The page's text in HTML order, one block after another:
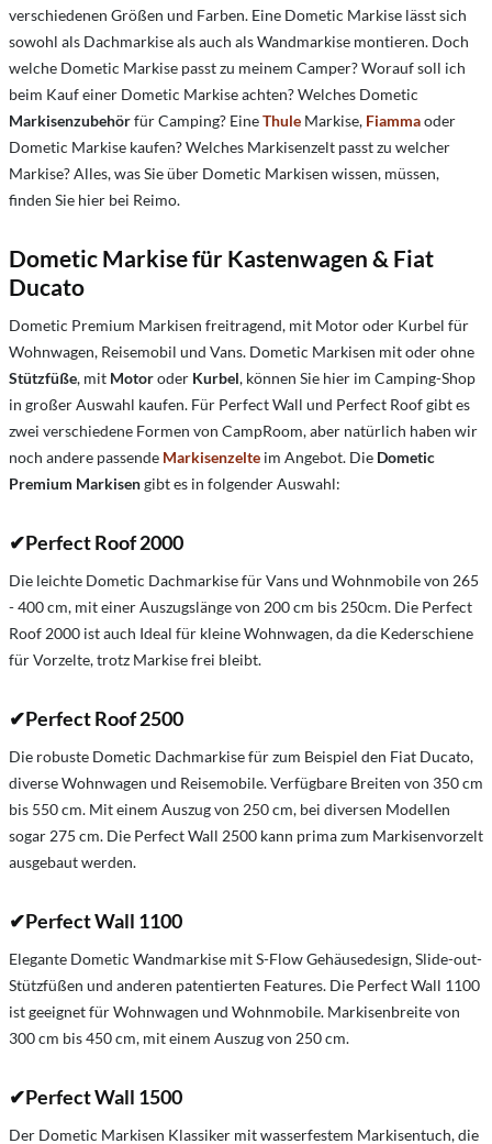
verschiedenen Größen und Farben. Eine Dometic Markise lässt sich
sowohl als Dachmarkise als auch als Wandmarkise montieren. Doch
welche Dometic Markise passt zu meinem Camper? Worauf soll ich
beim Kauf einer Dometic Markise achten? Welches Dometic
Markisenzubehörfür Camping? EineThule Markise, Fiammaoder
Dometic Markise kaufen? Welches Markisenzelt passt zu welcher
Markise? Alles, was Sie über Dometic Markisen wissen, müssen,
finden Sie hier bei Reimo.
Dometic Markise für Kastenwagen & Fiat
Ducato
Dometic Premium Markisen freitragend, mit Motor oder Kurbel für
Wohnwagen, Reisemobil und Vans. Dometic Markisen mit oder ohne
Stützfüße, mit Motoroder Kurbel, können Sie hier im Camping-Shop
in großer Auswahl kaufen. Für Perfect Wall und Perfect Roof gibt es
zwei verschiedene Formen von CampRoom, aber natürlich haben wir
noch andere passende Markisenzelte im Angebot. Die Dometic
Premium Markisengibt es in folgender Auswahl:
✔Perfect Roof 2000
Die leichte Dometic Dachmarkise für Vans und Wohnmobile von 265
- 400 cm, mit einer Auszugslänge von 200 cm bis 250cm. Die Perfect
Roof 2000 ist auch Ideal für kleine Wohnwagen, da die Kederschiene
für Vorzelte, trotz Markise frei bleibt.
✔Perfect Roof 2500
Die robuste Dometic Dachmarkise für zum Beispiel den Fiat Ducato,
diverse Wohnwagen und Reisemobile. Verfügbare Breiten von 350 cm
bis 550 cm. Mit einem Auszug von 250 cm, bei diversen Modellen
sogar 275 cm. Die Perfect Wall 2500 kann prima zum Markisenvorzelt
ausgebaut werden.
✔Perfect Wall 1100
Elegante Dometic Wandmarkise mit S-Flow Gehäusedesign, Slide-out-
Stützfüßen und anderen patentierten Features. Die Perfect Wall 1100
ist geeignet für Wohnwagen und Wohnmobile. Markisenbreite von
300 cm bis 450 cm, mit einem Auszug von 250 cm.
✔Perfect Wall 1500
Der Dometic Markisen Klassiker mit wasserfestem Markisentuch, die